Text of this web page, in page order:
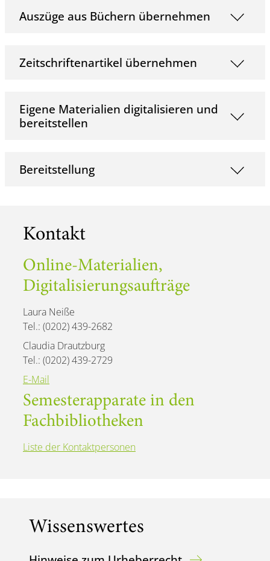
Auszüge aus Büchern übernehmen
Zeitschriftenartikel übernehmen
Eigene Materialien digitalisieren und
bereitstellen
Bereitstellung
Kontakt
Online-Materialien,
Digitalisierungsaufträge
Laura Neiße
Tel.: (0202) 439-2682
Claudia Drautzburg
Tel.: (0202) 439-2729
E-Mail
Semesterapparate in den
Fachbibliotheken
Liste der Kontaktpersonen
Wissenswertes